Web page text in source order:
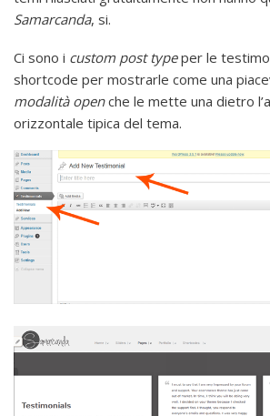
Samarcanda, si.
Ci sono i custom post typeper le
shortcode per mostrarle come una
modalità openche le mette una dietro
orizzontale tipica del tema.